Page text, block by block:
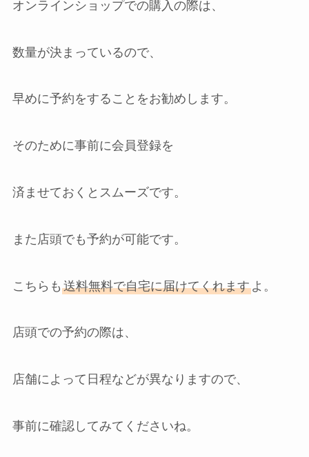
オンラインショップでの購入の際は、
数量が決まっているので、
早めに予約をすることをお勧めします。
そのために事前に会員登録を
済ませておくとスムーズです。
また店頭でも予約が可能です。
こちらも 送料無料で自宅に届けてくれますよ。
店頭での予約の際は、
店舗によって日程などが異なりますので、
事前に確認してみてくださいね。